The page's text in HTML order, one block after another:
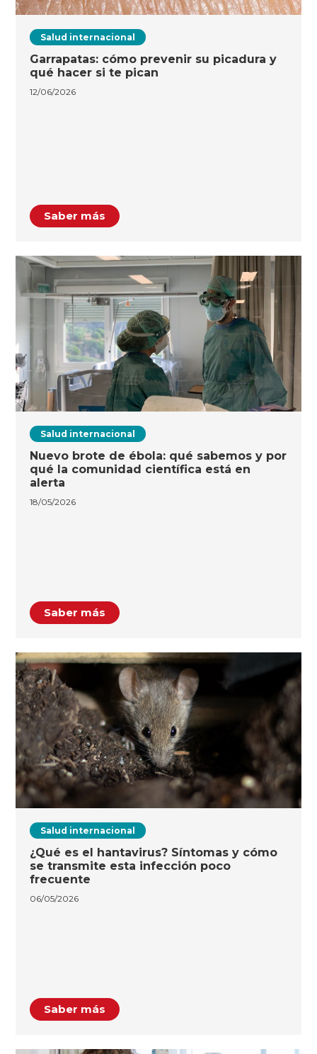
Salud internacional
Garrapatas: cómo prevenir su picadura y
qué hacer si te pican
12/06/2026
Saber más
Salud internacional
Nuevo brote de ébola: qué sabemos y por
qué la comunidad científica está en
alerta
18/05/2026
Saber más
Salud internacional
¿Qué es el hantavirus? Síntomas y cómo
se transmite esta infección poco
frecuente
06/05/2026
Saber más